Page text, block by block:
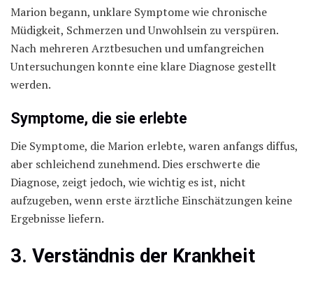
Marion begann, unklare Symptome wie chronische
Müdigkeit, Schmerzen und Unwohlsein zu verspüren.
Nach mehreren Arztbesuchen und umfangreichen
Untersuchungen konnte eine klare Diagnose gestellt
werden.
Symptome, die sie erlebte
Die Symptome, die Marion erlebte, waren anfangs diffus,
aber schleichend zunehmend. Dies erschwerte die
Diagnose, zeigt jedoch, wie wichtig es ist, nicht
aufzugeben, wenn erste ärztliche Einschätzungen keine
Ergebnisse liefern.
3. Verständnis der Krankheit